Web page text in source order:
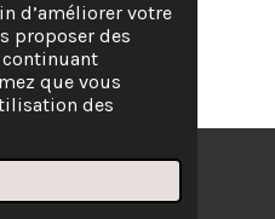
d’améliorer votre
proposer des
continuant
que vous
des